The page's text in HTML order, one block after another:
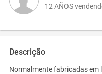
12 AÑOS
Descrição
Normalmente fabricadas em